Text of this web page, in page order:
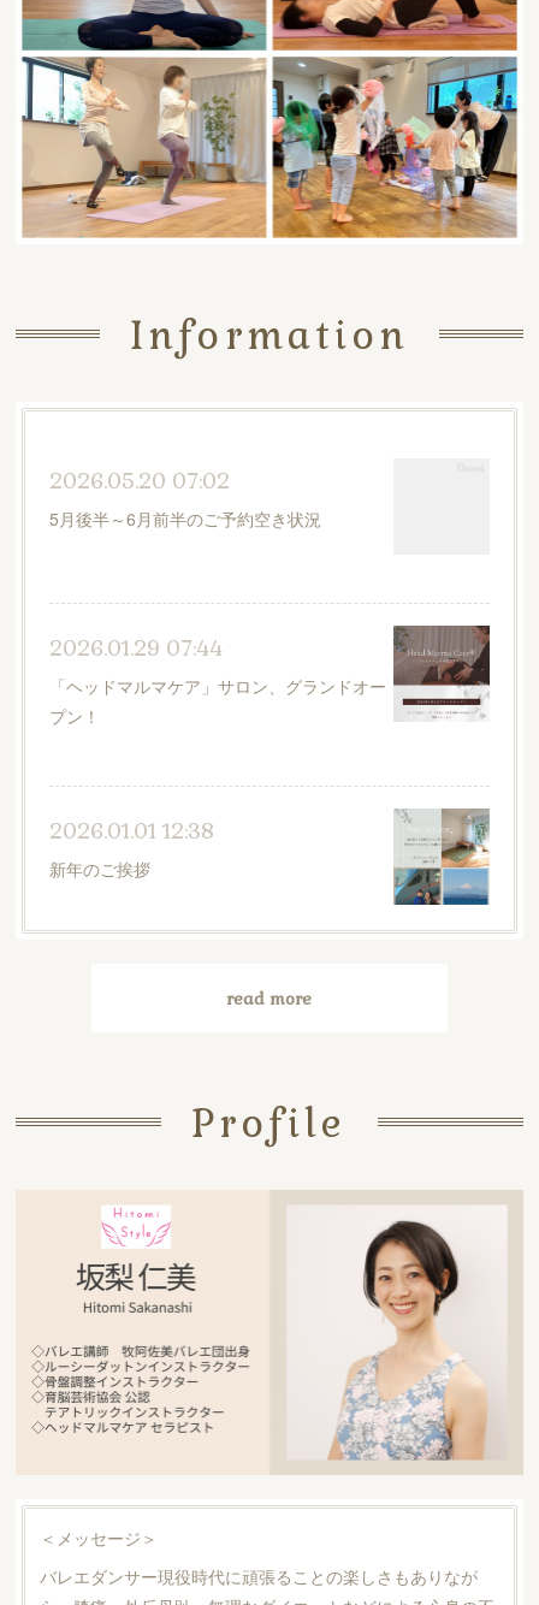
Information
2026.05.20 07:02
5月後半～6月前半のご予約空き状況
2026.01.29 07:44
「ヘッドマルマケア」サロン、グランドオー
プン！
2026.01.01 12:38
新年のご挨拶
read more
Profile
＜メッセージ＞
バレエダンサー現役時代に頑張ることの楽しさもありなが